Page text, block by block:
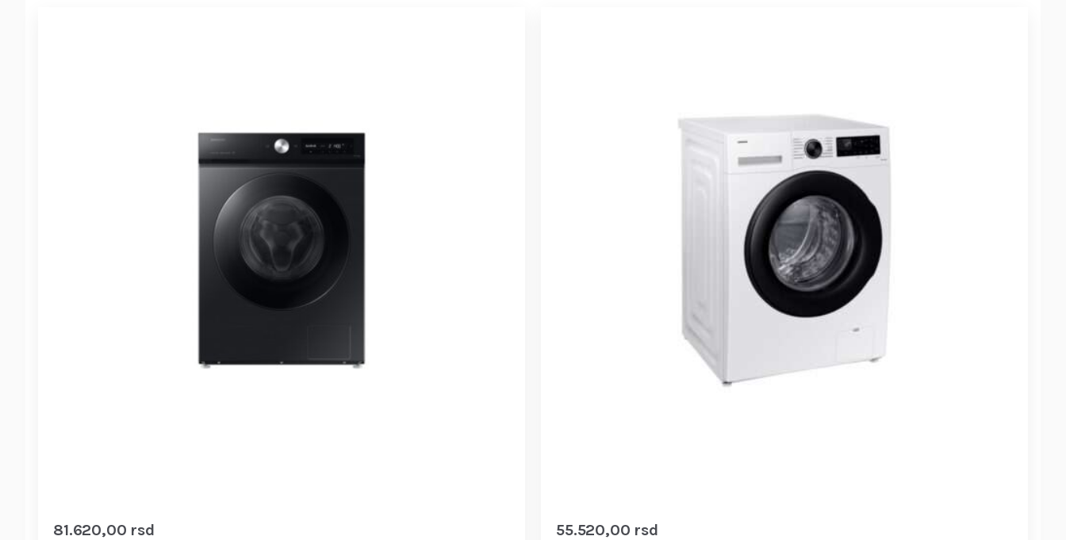
81.620,00 rsd 55.520,00 rsd